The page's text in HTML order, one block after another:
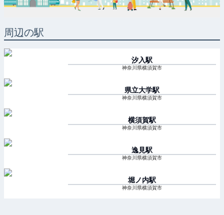
周辺の駅
汐入駅
神奈川県横須賀市
県立大学駅
神奈川県横須賀市
横須賀駅
神奈川県横須賀市
逸見駅
神奈川県横須賀市
堀ノ内駅
神奈川県横須賀市